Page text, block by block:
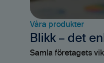
Våra produkter
Blikk – det
Samla företagets